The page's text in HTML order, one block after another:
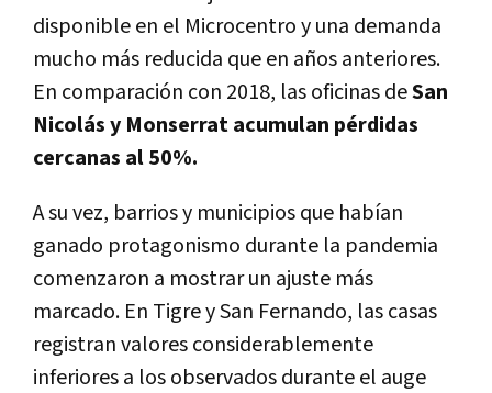
disponible en el Microcentro y una demanda
mucho más reducida que en años anteriores.
En comparación con 2018, las oficinas deSan
Nicolás y Monserrat acumulan pérdidas
cercanas al 50%.
A su vez, barrios y municipios que habían
ganado protagonismo durante la pandemia
comenzaron a mostrar un ajuste más
marcado. En Tigre y San Fernando, las casas
registran valores considerablemente
inferiores a los observados durante el auge